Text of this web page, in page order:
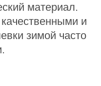
материал.
и
зимой часто